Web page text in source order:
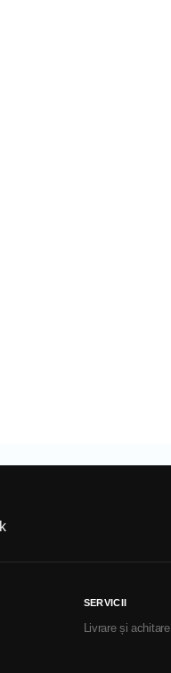
SERVICII
Livrare și achitare